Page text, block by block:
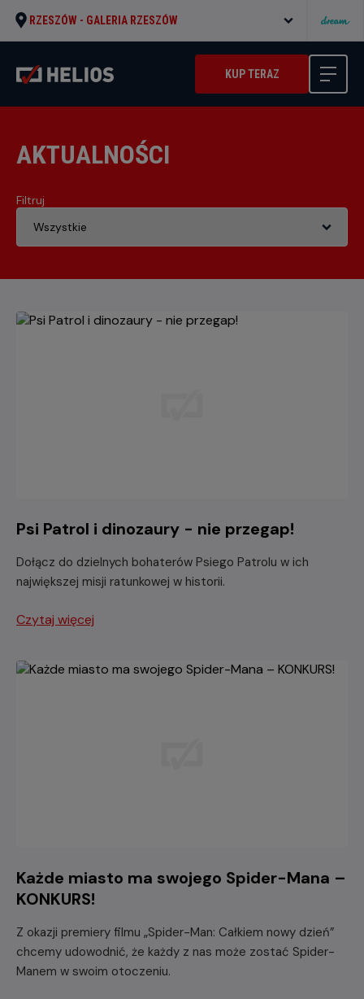
RZESZÓW - GALERIA RZESZÓW
KUP TERAZ
AKTUALNOŚCI
Filtruj
Psi Patrol i dinozaury - nie przegap!
Dołącz do dzielnych bohaterów Psiego Patrolu w ich
największej misji ratunkowej w historii.
Czytaj więcej
Każde miasto ma swojego Spider-Mana –
KONKURS!
Z okazji premiery filmu „Spider-Man: Całkiem nowy dzień”
chcemy udowodnić, że każdy z nas może zostać Spider-
Manem w swoim otoczeniu.